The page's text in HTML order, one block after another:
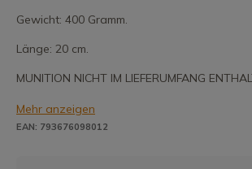
Gewicht: 400 Gramm.
Länge: 20 cm.
MUNITION NICHT IM LIEFERUMFANG
Mehr anzeigen
EAN: 793676098012